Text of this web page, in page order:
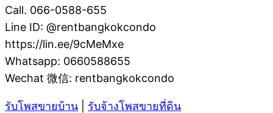
Call. 066-0588-655
Line ID: @rentbangkokcondo
https://lin.ee/9cMeMxe
Whatsapp: 0660588655
Wechat 微信: rentbangkokcondo
รับโพสขายบ้าน
รับจ้างโพสขายที่ดิน